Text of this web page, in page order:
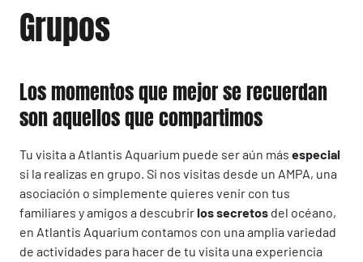
Grupos
Los momentos que mejor se recuerdan
son aquellos que compartimos
Tu visita a Atlantis Aquarium puede ser aún más especial
si la realizas en grupo. Si nos visitas desde un AMPA, una
asociación o simplemente quieres venir con tus
familiares y amigos a descubrirlos secretos del océano,
en Atlantis Aquarium contamos con una amplia variedad
de actividades para hacer de tu visita una experiencia